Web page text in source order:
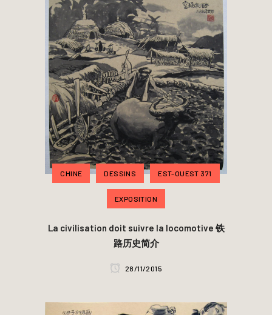
CHINE DESSINS EST-OUEST 371
EXPOSITION
La civilisation doit suivre la locomotive 铁
路历史简介
28/11/2015